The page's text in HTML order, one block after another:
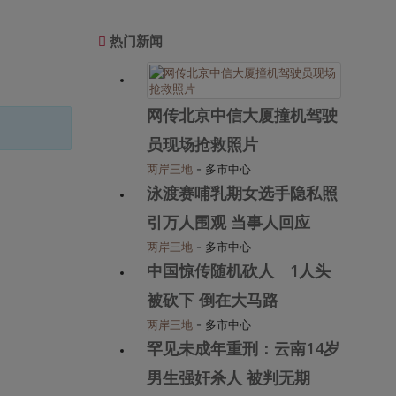
热门新闻
网传北京中信大厦撞机驾驶
员现场抢救照片
两岸三地 - 多市中心
泳渡赛哺乳期女选手隐私照
引万人围观 当事人回应
两岸三地 - 多市中心
中国惊传随机砍人 1人头
被砍下 倒在大马路
两岸三地 - 多市中心
罕见未成年重刑：云南14岁
男生强奸杀人 被判无期